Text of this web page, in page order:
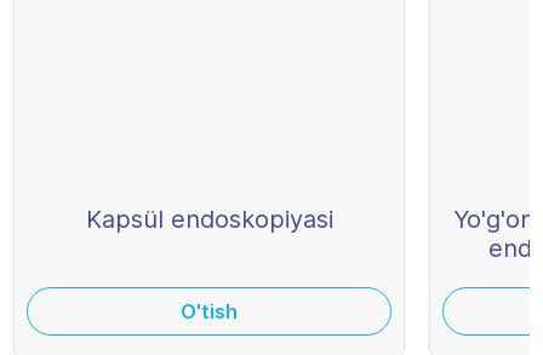
Kapsül endoskopiyasi
O'tish